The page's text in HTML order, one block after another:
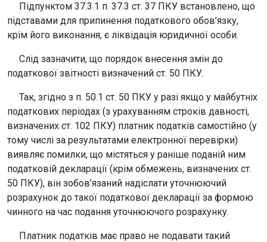
Підпунктом 37.3.1 п. 37.3 ст. 37 ПКУ встановлено, що
підставами для припинення податкового обов’язку,
крім його виконання, є ліквідація юридичної особи.
Слід зазначити, що порядок внесення змін до
податкової звітності визначений ст. 50 ПКУ.
Так, згідно з п. 50.1 ст. 50 ПКУ у разі якщо у майбутніх
податкових періодах (з урахуванням строків давності,
визначених ст. 102 ПКУ) платник податків самостійно (у
тому числі за результатами електронної перевірки)
виявляє помилки, що містяться у раніше поданій ним
податковій декларації (крім обмежень, визначених ст.
50 ПКУ), він зобов’язаний надіслати уточнюючий
розрахунок до такої податкової декларації за формою
чинного на час подання уточнюючого розрахунку.
Платник податків має право не подавати такий